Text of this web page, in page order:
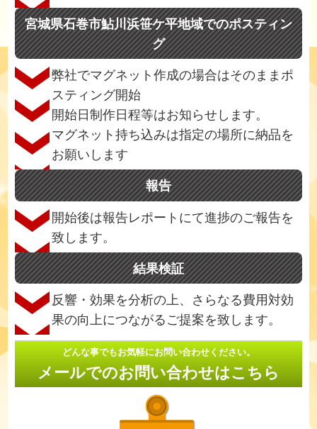
宮城県石巻市鮎川浜笹ケ平地域でのポスティン
グ
弊社でマグネット作成の場合はそのままポ
スティング開始
開始日制作日程等はお知らせします。
マグネット持ち込みは指定の場所に納品を
お願いします
報告
開始後は報告レポートにて進捗のご報告を
致します。
結果検証
反響・効果を分析の上、さらなる費用対効
果の向上につながるご提案を致します。
どんな事でもお気軽にお問い合わせください。
メールでのお問い合わせはこちら